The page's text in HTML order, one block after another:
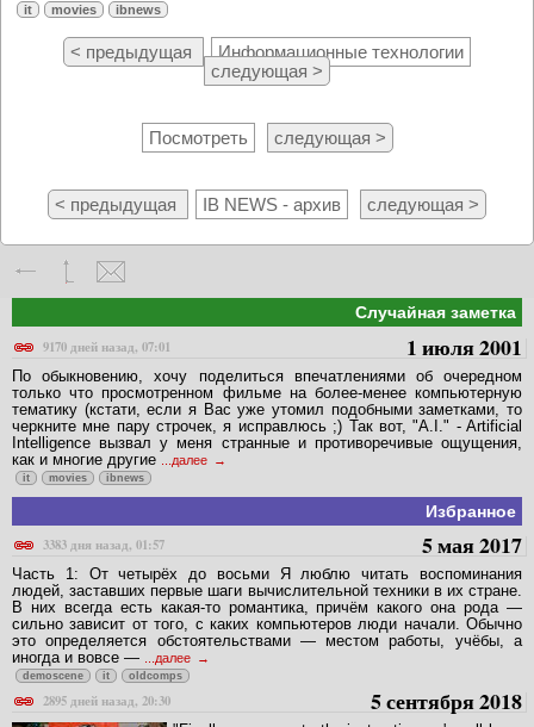
it movies ibnews
< предыдущая
Информационные технологии
следующая >
Посмотреть следующая >
< предыдущая IB NEWS - архив следующая >
Случайная заметка
9170 дней назад, 07:01
1 июля 2001
По обыкновению, хочу поделиться впечатлениями об очередном
только что просмотренном фильме на более-менее компьютерную
тематику (кстати, если я Вас уже утомил подобными заметками, то
черкните мне пару строчек, я исправлюсь ;) Так вот, "A.I." - Artificial
Intelligence вызвал у меня странные и противоречивые ощущения,
как и многие другие
...далее
it movies ibnews
Избранное
3383 дня назад, 01:57
5 мая 2017
Часть 1: От четырёх до восьми Я люблю читать воспоминания
людей, заставших первые шаги вычислительной техники в их стране.
В них всегда есть какая-то романтика, причём какого она рода —
сильно зависит от того, с каких компьютеров люди начали. Обычно
это определяется обстоятельствами — местом работы, учёбы, а
иногда и вовсе —
...далее
demoscene it oldcomps
2895 дней назад, 20:30 5 сентября 2018